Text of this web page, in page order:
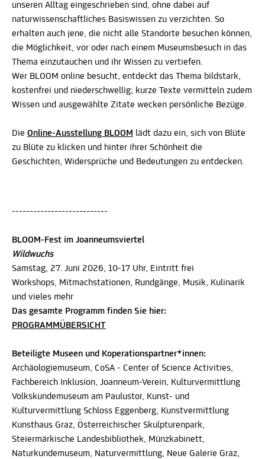
unseren Alltag eingeschrieben sind, ohne dabei auf
naturwissenschaftliches Basiswissen zu verzichten. So
erhalten auch jene, die nicht alle Standorte besuchen können,
die Möglichkeit, vor oder nach einem Museumsbesuch in das
Thema einzutauchen und ihr Wissen zu vertiefen.
Wer BLOOM online besucht, entdeckt das Thema bildstark,
kostenfrei und niederschwellig; kurze Texte vermitteln zudem
Wissen und ausgewählte Zitate wecken persönliche Bezüge.
Die Online-Ausstellung BLOOM lädt dazu ein, sich von Blüte
zu Blüte zu klicken und hinter ihrer Schönheit die
Geschichten, Widersprüche und Bedeutungen zu entdecken.
---------------------------
BLOOM-Fest im Joanneumsviertel
Wildwuchs
Samstag, 27. Juni 2026, 10-17 Uhr, Eintritt frei
Workshops, Mitmachstationen, Rundgänge, Musik, Kulinarik
und vieles mehr
Das gesamte Programm finden Sie hier:
PROGRAMMÜBERSICHT
Beteiligte Museen und Koperationspartner*innen:
Archäologiemuseum, CoSA - Center of Science Activities,
Fachbereich Inklusion, Joanneum-Verein, Kulturvermittlung
Volkskundemuseum am Paulustor, Kunst- und
Kulturvermittlung Schloss Eggenberg, Kunstvermittlung
Kunsthaus Graz, Österreichischer Skulpturenpark,
Steiermärkische Landesbibliothek, Münzkabinett,
Naturkundemuseum, Naturvermittlung, Neue Galerie Graz,